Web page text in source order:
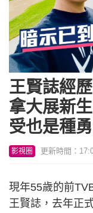
王賢誌經
拿大展新
受也是種
影視圈 更新時間：
現年55歲的前
王賢誌，去年正